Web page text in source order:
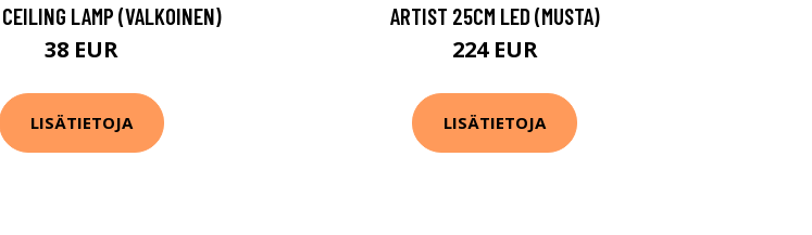
LAMP (VALKOINEN)
38 EUR
LISÄTIETOJA
ARTIST 25CM LED (MUSTA)
224 EUR
LISÄTIETOJA